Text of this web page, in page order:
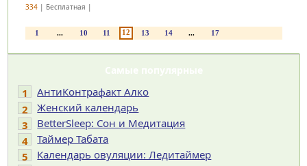
334| Бесплатная |
1 ... 10 11 12 13 14 ... 17
Самые популярные
1
АнтиКонтрафакт Алко
2
Женский календарь
3
BetterSleep: Сон и Медитация
4
Таймер Табата
5
Календарь овуляции: Ледитаймер